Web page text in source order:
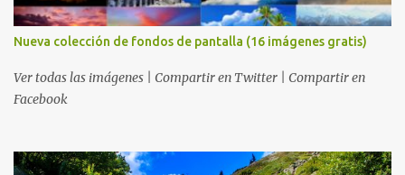
Nueva colección de fondos de pantalla (16 imágenes gratis)
Ver todas las imágenes | Compartir en Twitter | Compartir en
Facebook